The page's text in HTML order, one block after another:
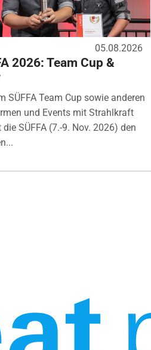
05.08.2026
2026: Team Cup &
SÜFFA Team Cup sowie anderen
und Events mit Strahlkraft
SÜFFA (7.-9. Nov. 2026) den